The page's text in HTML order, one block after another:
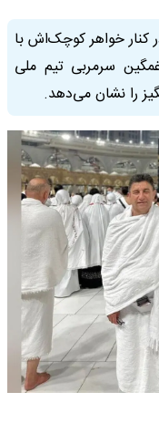
کنار خواهر کوچک‌اش با
سرمربی تیم ملی
را نشان می‌دهد.